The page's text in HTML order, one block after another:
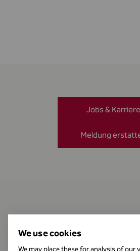
Jobs & Karriere
Meldung
We use cookies
We may place these for analysis of our